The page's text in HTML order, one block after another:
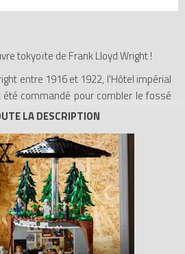
tokyoïte de Frank Lloyd Wright !
entre 1916 et 1922, l'Hôtel impérial
été commandé pour combler le fossé
l'Occident. Ce chef-d'œuvre moderne
propre monogramme, il était
résister aux tremblements de terre
est coutumier. Aujourd'hui, l'entrée
ce qui reste de ce symbole ; ils sont
de Nagoya, au Japon. Ce modèle
co-développé et conçu par les
toutes les caractéristiques